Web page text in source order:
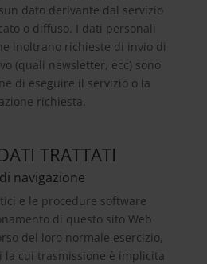
dato derivante dal servizio
o diffuso. I dati personali
inoltrano richieste di invio di
(quali newsletter, ecc) sono
di eseguire il servizio o la
richiesta.
TRATTATI
navigazione
e le procedure software
di questo sito Web
del loro normale esercizio,
la cui trasmissione è implicita